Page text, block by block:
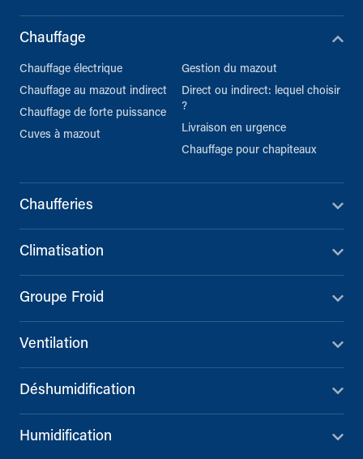
Chauffage
Chauffage électrique
Chauffage au mazout indirect
Chauffage de forte puissance
Cuves à mazout
Gestion du mazout
Direct ou indirect: lequel choisir
?
Livraison en urgence
Chauffage pour chapiteaux
Chaufferies
Climatisation
Groupe Froid
Ventilation
Déshumidification
Humidification